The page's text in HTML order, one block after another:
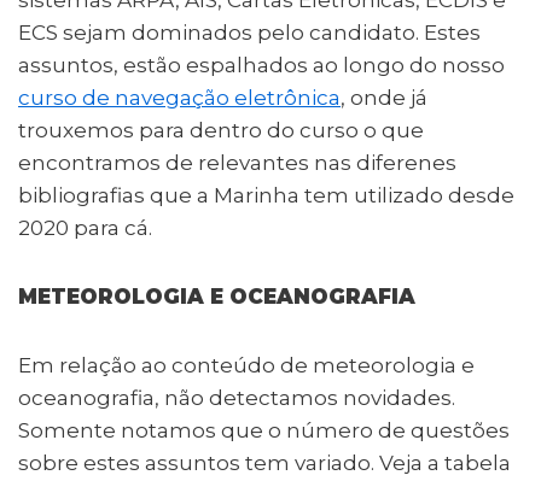
ECS sejam dominados pelo candidato. Estes
assuntos, estão espalhados ao longo do nosso
curso de navegação eletrônica, onde já
trouxemos para dentro do curso o que
encontramos de relevantes nas diferenes
bibliografias que a Marinha tem utilizado desde
2020 para cá.
METEOROLOGIA E OCEANOGRAFIA
Em relação ao conteúdo de meteorologia e
oceanografia, não detectamos novidades.
Somente notamos que o número de questões
sobre estes assuntos tem variado. Veja a tabela